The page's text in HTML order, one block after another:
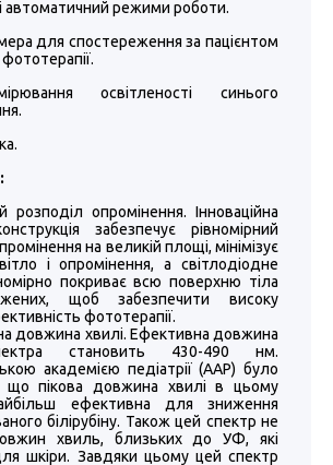
автоматичний режими роботи.
для спостереження за пацієнтом
освітленості синього
розподіл опромінення. Інноваційна
забезпечує рівномірний
на великій площі, мінімізує
і опромінення, а світлодіодне
покриває всю поверхню тіла
щоб забезпечити високу
фототерапії.
довжина хвилі. Ефективна довжина
становить 430-490 нм.
академією педіатрії (AAP) було
що пікова довжина хвилі в цьому
ефективна для зниження
білірубіну. Також цей спектр не
хвиль, близьких до УФ, які
шкіри. Завдяки цьому цей спектр